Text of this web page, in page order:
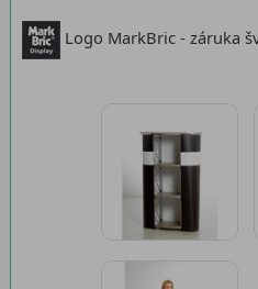
Logo MarkBric - záruka